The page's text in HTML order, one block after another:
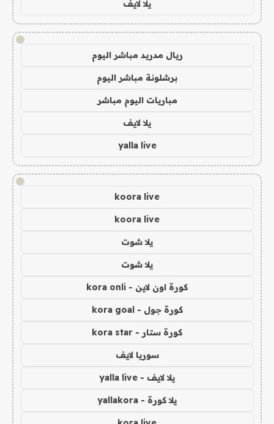
يلا لايف
!
ريال مدريد مباشر اليوم
برشلونة مباشر اليوم
مباريات اليوم مباشر
يلا لايف
yalla live
!
koora live
koora live
يلا شوت
يلا شوت
كورة اون لاين - kora onli
كورة جول - kora goal
كورة ستار - kora star
سوريا لايف
يلا لايف - yalla live
يلا كورة - yallakora